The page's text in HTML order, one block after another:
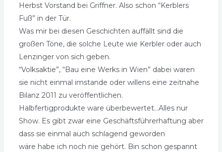
Herbst Vorstand bei Griffner. Also schon “Kerblers
Fuß” in der Tür.
Was mir bei diesen Geschichten auffällt sind die
großen Töne, die solche Leute wie Kerbler oder auch
Lenzinger von sich geben.
“Volksaktie”, “Bau eine Werks in Wien” dabei waren
sie nicht einmal imstande oder willens eine zeitnahe
Bilanz 2011 zu veröffentlichen.
Halbfertigprodukte ware überbewertet…Alles nur
Show. Es gibt zwar eine Geschäftsführerhaftung aber
dass sie einmal auch schlagend geworden
wäre habe ich noch nie gehört. Bin schon gespannt